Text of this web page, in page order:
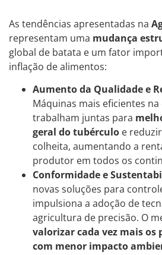
As tendências apresentadas na
representam uma mudança
global de batata e um fator
inflação de alimentos:
Aumento da Qualidade e
Máquinas mais eficientes
trabalham juntas para
geral do tubérculo e
colheita, aumentando a
produtor em todos os
Conformidade e
novas soluções para
impulsiona a adoção de
agricultura de precisão. O
valorizar cada vez mais
com menor impacto